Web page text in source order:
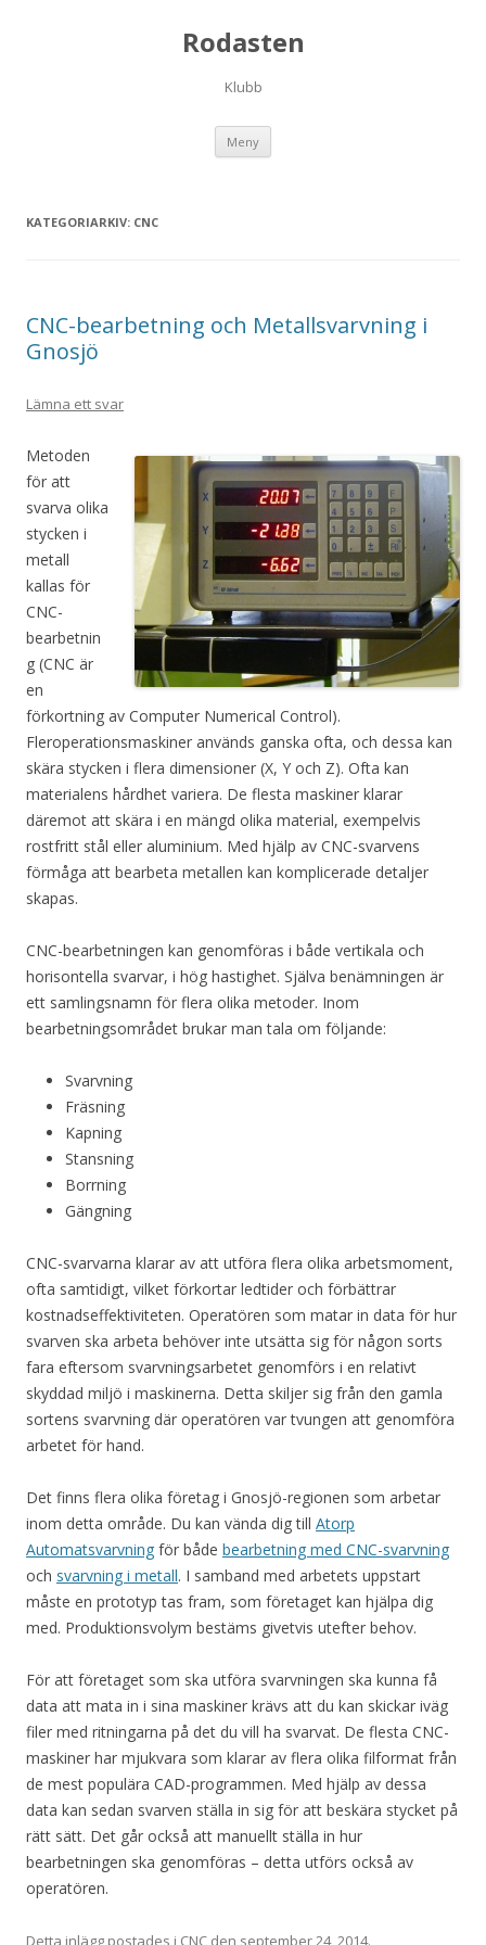
Rodasten
Klubb
Meny
KATEGORIARKIV: CNC
CNC-bearbetning och Metallsvarvning i
Gnosjö
Lämna ett svar
Metoden
för att
svarva olika
stycken i
metall
kallas för
CNC-
bearbetnin
g (CNC är
en
förkortning av Computer Numerical Control).
Fleroperationsmaskiner används ganska ofta, och dessa kan
skära stycken i flera dimensioner (X, Y och Z). Ofta kan
materialens hårdhet variera. De flesta maskiner klarar
däremot att skära i en mängd olika material, exempelvis
rostfritt stål eller aluminium. Med hjälp av CNC-svarvens
förmåga att bearbeta metallen kan komplicerade detaljer
skapas.
CNC-bearbetningen kan genomföras i både vertikala och
horisontella svarvar, i hög hastighet. Själva benämningen är
ett samlingsnamn för flera olika metoder. Inom
bearbetningsområdet brukar man tala om följande:
Svarvning
Fräsning
Kapning
Stansning
Borrning
Gängning
CNC-svarvarna klarar av att utföra flera olika arbetsmoment,
ofta samtidigt, vilket förkortar ledtider och förbättrar
kostnadseffektiviteten. Operatören som matar in data för hur
svarven ska arbeta behöver inte utsätta sig för någon sorts
fara eftersom svarvningsarbetet genomförs i en relativt
skyddad miljö i maskinerna. Detta skiljer sig från den gamla
sortens svarvning där operatören var tvungen att genomföra
arbetet för hand.
Det finns flera olika företag i Gnosjö-regionen som arbetar
inom detta område. Du kan vända dig till Atorp
Automatsvarvning för både bearbetning med CNC-svarvning
och svarvning i metall. I samband med arbetets uppstart
måste en prototyp tas fram, som företaget kan hjälpa dig
med. Produktionsvolym bestäms givetvis utefter behov.
För att företaget som ska utföra svarvningen ska kunna få
data att mata in i sina maskiner krävs att du kan skickar iväg
filer med ritningarna på det du vill ha svarvat. De flesta CNC-
maskiner har mjukvara som klarar av flera olika filformat från
de mest populära CAD-programmen. Med hjälp av dessa
data kan sedan svarven ställa in sig för att beskära stycket på
rätt sätt. Det går också att manuellt ställa in hur
bearbetningen ska genomföras – detta utförs också av
operatören.
Detta inlägg postades i CNC den september 24, 2014.